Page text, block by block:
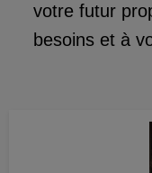
votre futur
besoins et à